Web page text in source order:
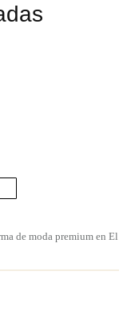
de moda premium en El